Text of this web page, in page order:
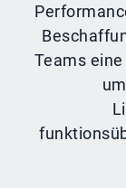
Teams